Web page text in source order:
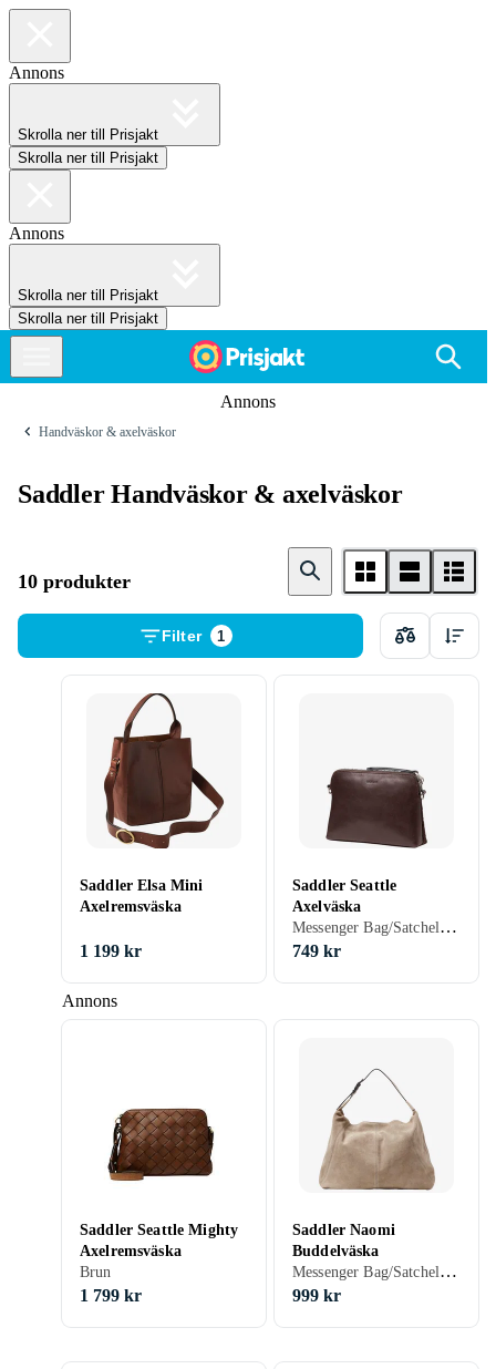
Annons
Skrolla ner till Prisjakt
Skrolla ner till Prisjakt
Annons
Skrolla ner till Prisjakt
Skrolla ner till Prisjakt
Annons
Handväskor & axelväskor
Saddler Handväskor & axelväskor
10 produkter
Filter 1
Annons
Saddler Elsa Mini
Axelremsväska
1 199 kr
Saddler Seattle
Axelväska
Messenger Bag/Satchel Bag, Svart, Brun
749 kr
Saddler Seattle Mighty
Axelremsväska
Brun
1 799 kr
Saddler Naomi
Buddelväska
Messenger Bag/Satchel Bag, Grå
999 kr